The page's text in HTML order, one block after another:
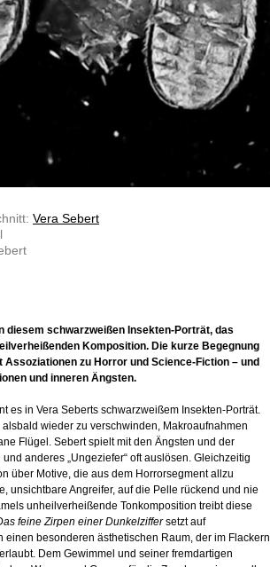
Vera Sebert
diesem schwarzweißen Insekten-Porträt, das
Komposition. Die kurze Begegnung
Assoziationen zu Horror und Science-Fiction – und
und inneren Ängsten.
es in Vera Seberts schwarzweißem Insekten-Porträt.
wieder zu verschwinden, Makroaufnahmen
Flügel. Sebert spielt mit den Ängsten und der
anderes „Ungeziefer“ oft auslösen. Gleichzeitig
über Motive, die aus dem Horrorsegment allzu
unsichtbare Angreifer, auf die Pelle rückend und nie
unheilverheißende Tonkomposition treibt diese
feine Zirpen einer Dunkelziffersetzt auf
einen besonderen ästhetischen Raum, der im Flackern
Dem Gewimmel und seiner fremdartigen